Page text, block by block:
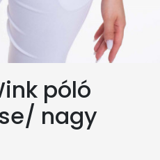
póló
nagy